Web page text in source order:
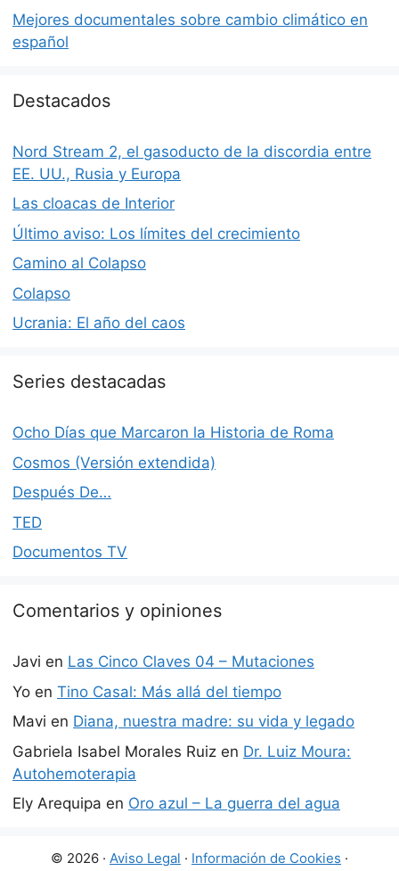
Mejores documentales sobre cambio climático en
español
Destacados
Nord Stream 2, el gasoducto de la discordia entre
EE. UU., Rusia y Europa
Las cloacas de Interior
Último aviso: Los límites del crecimiento
Camino al Colapso
Colapso
Ucrania: El año del caos
Series destacadas
Ocho Días que Marcaron la Historia de Roma
Cosmos (Versión extendida)
Después De…
TED
Documentos TV
Comentarios y opiniones
Javi en Las Cinco Claves 04 – Mutaciones
Yo en Tino Casal: Más allá del tiempo
Mavi en Diana, nuestra madre: su vida y legado
Gabriela Isabel Morales Ruiz en Dr. Luiz Moura:
Autohemoterapia
Ely Arequipa en Oro azul – La guerra del agua
© 2026 · Aviso Legal · Información de Cookies ·